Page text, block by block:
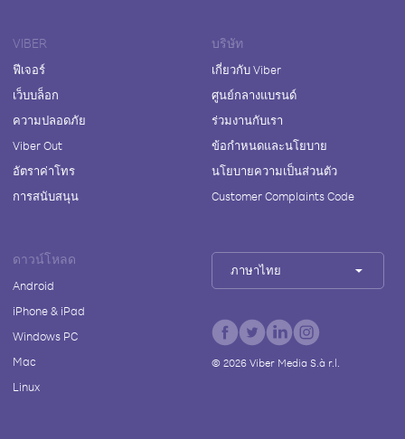
VIBER
ฟีเจอร์
เว็บบล็อก
ความปลอดภัย
Viber Out
อัตราค่าโทร
การสนับสนุน
บริษัท
เกี่ยวกับ Viber
ศูนย์กลางแบรนด์
ร่วมงานกับเรา
ข้อกำหนดและนโยบาย
นโยบายความเป็นส่วนตัว
Customer Complaints Code
ดาวน์โหลด
Android
iPhone & iPad
Windows PC
Mac
Linux
ภาษาไทย
© 2026Viber Media S.à r.l.